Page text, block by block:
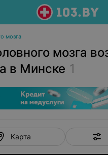
мозга
мозга
в Минске 1
Карта